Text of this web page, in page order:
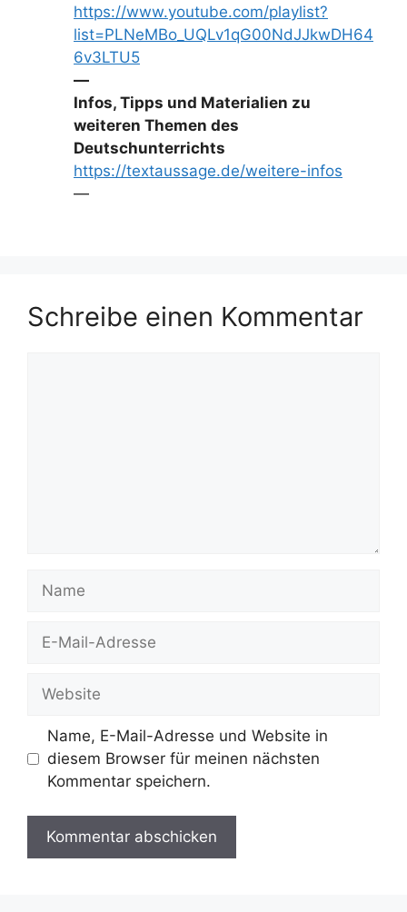
https://www.youtube.com/playlist?
list=PLNeMBo_UQLv1qG00NdJJkwDH64
6v3LTU5
—
Infos, Tipps und Materialien zu
weiteren Themen des
Deutschunterrichts
https://textaussage.de/weitere-infos
—
Schreibe einen Kommentar
Mail-
Name, E-Mail-Adresse und Website in
diesem Browser für meinen nächsten
Kommentar speichern.